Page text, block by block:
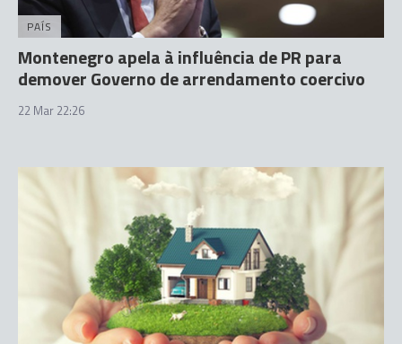
PAÍS
Montenegro apela à influência de PR para
demover Governo de arrendamento coercivo
22 Mar 22:26